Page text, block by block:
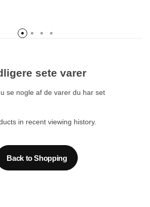
sete varer
se nogle af de varer du har set
in recent viewing history.
Back to Shopping